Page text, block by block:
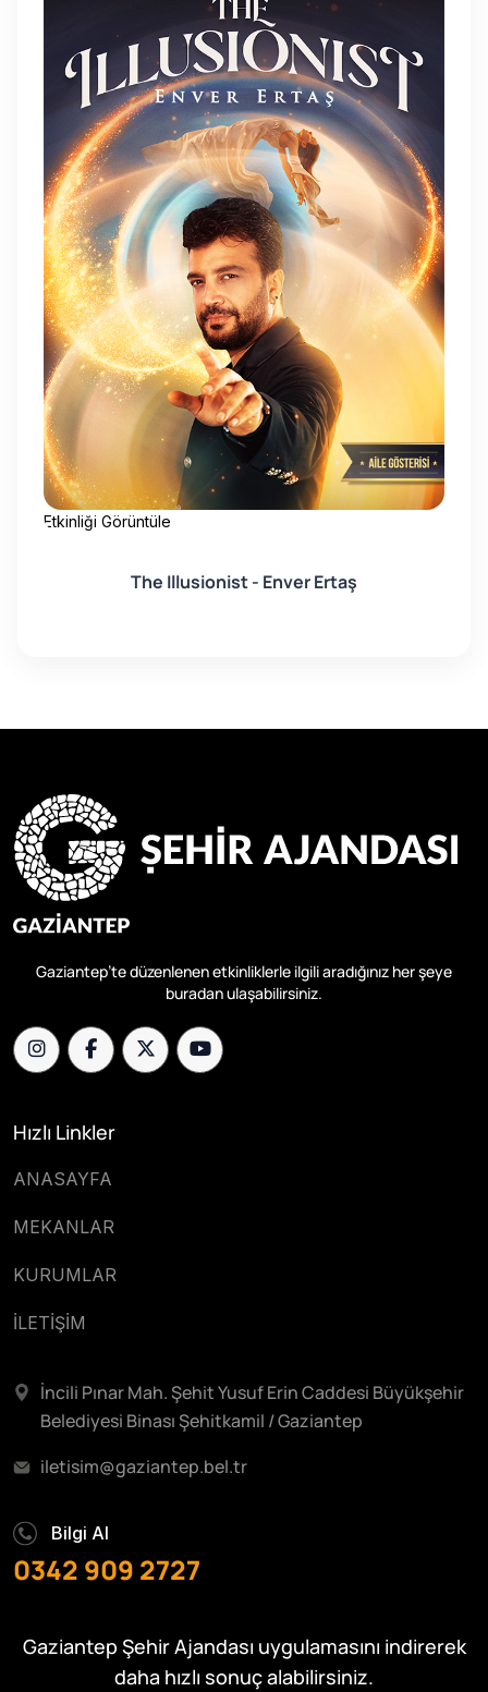
Etkinliği Görüntüle
The Illusionist - Enver Ertaş
Gaziantep’te düzenlenen etkinliklerle ilgili aradığınız her şeye
buradan ulaşabilirsiniz.
Hızlı Linkler
ANASAYFA
MEKANLAR
KURUMLAR
İLETİŞİM
İncili Pınar Mah. Şehit Yusuf Erin Caddesi Büyükşehir
Belediyesi Binası Şehitkamil / Gaziantep
iletisim@gaziantep.bel.tr
Bilgi Al
0342 909 2727
Gaziantep Şehir Ajandası uygulamasını indirerek
daha hızlı sonuç alabilirsiniz.